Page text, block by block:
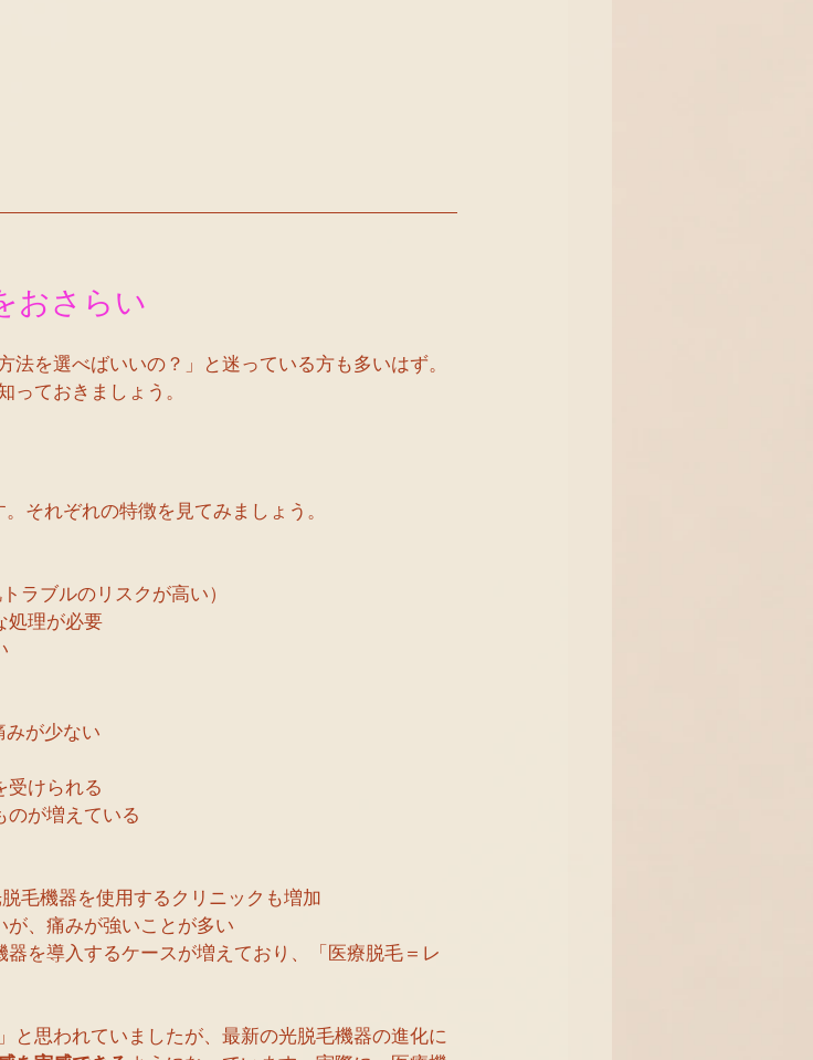
おさらい
を選べばいいの？」と迷っている方も多いはず。
っておきましょう。
それぞれの特徴を見てみましょう。
ラブルのリスクが高い）
処理が必要
みが少ない
受けられる
のが増えている
毛機器を使用するクリニックも増加
が、痛みが強いことが多い
を導入するケースが増えており、「医療脱毛＝レ
と思われていましたが、最新の光脱毛機器の進化に